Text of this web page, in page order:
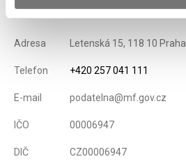
Adresa Letenská 15, 118 10 Praha
Telefon +420 257 041 111
E-mail podatelna@mf.gov.cz
IČO 00006947
DIČ CZ00006947